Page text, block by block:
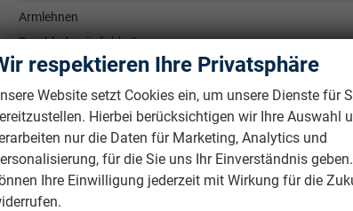
Armlehnen
Durchlademöglichkeit
Fensterheber
Gepäckraumabtrennung
Klimatisierung
Laderaumabdeckung
Lenkrad
in Leder, höhenverstellbar, mit Multifunktionen,
Isofix (Kindersitzbefestigung),
respektieren Ihre Privatsphäre
Website setzt Cookies ein, um unsere Dienste für
Hierbei berücksichtigen wir Ihre Auswahl
nur die Daten für Marketing, Analytics und
für die Sie uns Ihr Einverständnis
Ihre Einwilligung jederzeit mit Wirkung für die